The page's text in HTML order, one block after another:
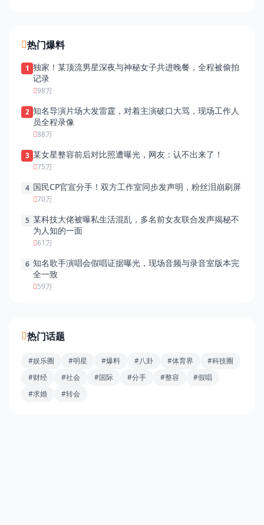
热门爆料
1 独家！某顶流男星深夜与神秘女子共进晚餐，全程被偷拍
记录
98万
2 知名导演片场大发雷霆，对着主演破口大骂，现场工作人
员全程录像
88万
3 某女星整容前后对比照遭曝光，网友：认不出来了！
75万
4 国民CP官宣分手！双方工作室同步发声明，粉丝泪崩刷屏
70万
5 某科技大佬被曝私生活混乱，多名前女友联合发声揭秘不
为人知的一面
61万
6 知名歌手演唱会假唱证据曝光，现场音频与录音室版本完
全一致
59万
热门话题
#娱乐圈 #明星 #爆料 #八卦 #体育界
#科技圈
#财经
#社会 #国际 #分手 #整容
#假唱
#求婚
#转会